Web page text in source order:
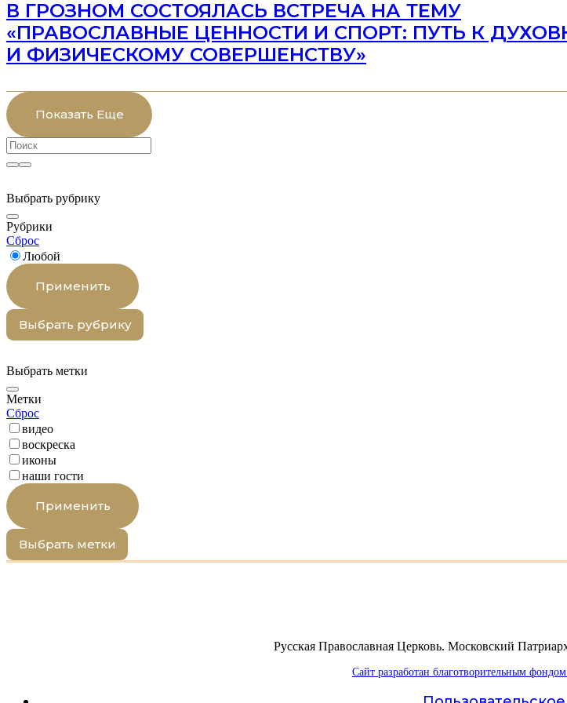
В ГРОЗНОМ СОСТОЯЛАСЬ ВСТРЕЧА НА ТЕМУ
«ПРАВОСЛАВНЫЕ ЦЕННОСТИ И СПОРТ: ПУТЬ К
И ФИЗИЧЕСКОМУ СОВЕРШЕНСТВУ»
Показать Еще
Выбрать рубрику
Рубрики
Сброс
Любой
Применить
Выбрать рубрику
Выбрать метки
Метки
Сброс
видео
воскреска
иконы
наши гости
Применить
Выбрать метки
Русская Православная Церковь. Московский
Сайт разработан благотворительным